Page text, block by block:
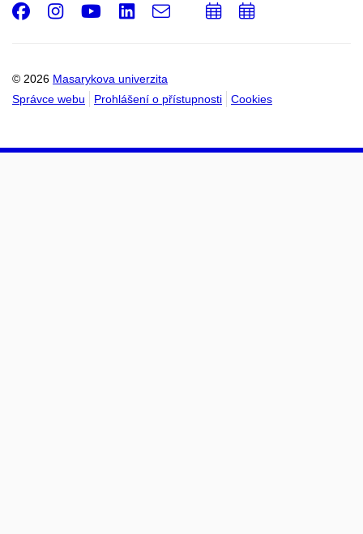
© 2026 Masarykova univerzita
Správce webu
Prohlášení o přístupnosti Cookies
Facebook
Instagram
Youtube
LinkedIn
e-
Email
PřidatPřidat